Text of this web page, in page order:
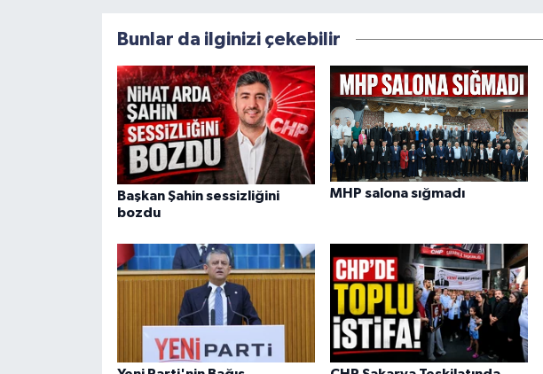
Bunlar da ilginizi çekebilir
Başkan Şahin sessizliğini
bozdu
MHP salona sığmadı